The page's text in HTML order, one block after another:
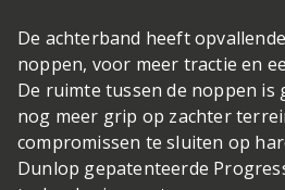
De achterband heeft
noppen, voor meer tractie en
De ruimte tussen de noppen
nog meer grip op zachter
compromissen te sluiten op
Dunlop gepatenteerde